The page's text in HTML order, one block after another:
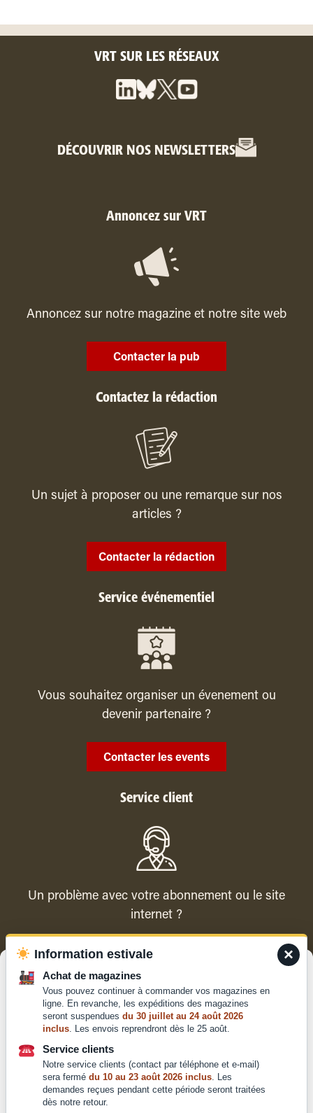
Pour offrir les meilleures expériences, nous utilisons des technologies
telles que les cookies pour stocker et/ou accéder aux informations des
appareils. Le fait de consentir à ces technologies nous permettra de
traiter des données telles que le comportement de navigation ou les ID
uniques sur ce site. Le fait de ne pas consentir ou de retirer son
consentement peut avoir un effet négatif sur certaines caractéristiques
et fonctions.
VRT SUR LES RÉSEAUX
DÉCOUVRIR NOS NEWSLETTERS
Annoncez sur VRT
Annoncez sur notre magazine et notre site web
Contacter la pub
Contactez la rédaction
Un sujet à proposer ou une remarque sur nos
articles ?
Contacter la rédaction
Service événementiel
Vous souhaitez organiser un évenement ou
devenir partenaire ?
Contacter les events
Service client
Un problème avec votre abonnement ou le site
internet ?
Contacter le service client
Mentions légales
Conditions générales de
vente et d'utilisation
×
Information estivale
Achat de magazines
Vous pouvez continuer à commander vos magazines en
ligne. En revanche, les expéditions des magazines
seront suspendues du 30 juillet au 24 août 2026
inclus. Les envois reprendront dès le 25 août.
Service clients
Notre service clients (contact par téléphone et e-mail)
sera fermé du 10 au 23 août 2026 inclus. Les
demandes reçues pendant cette période seront traitées
dès notre retour.